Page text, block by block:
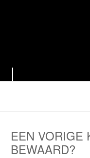
EEN VORIGE
BEWAARD?